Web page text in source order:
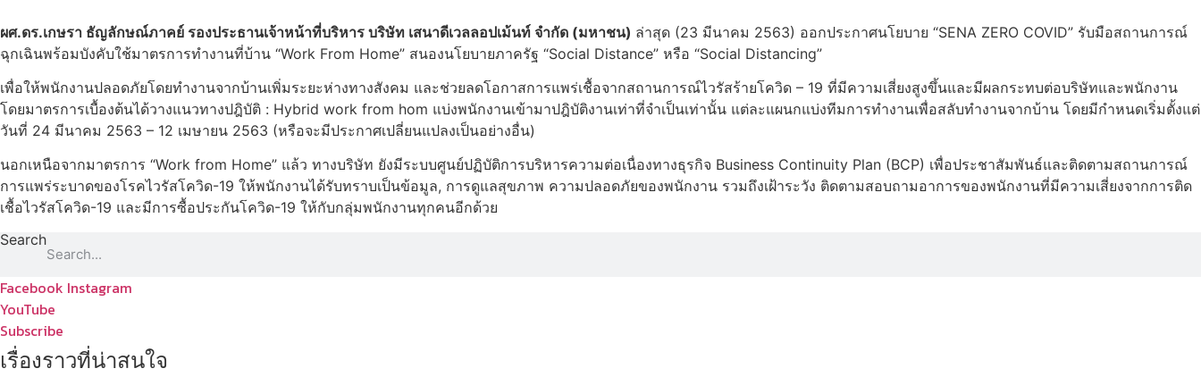
ผศ.ดร.เกษรา ธัญลักษณ์ภาคย์ รองประธานเจ้าหน้าที่บริหาร บริษัท เสนาดีเวลลอปเม้นท์ จำกัด (มหาชน) ล่าสุด (23 มีนาคม 2563) ออกประกาศนโยบาย “SENA ZERO COVID” รับมือสถานการณ์
ฉุกเฉินพร้อมบังคับใช้มาตรการทำงานที่บ้าน “Work From Home” สนองนโยบายภาครัฐ “Social Distance” หรือ “Social Distancing”
เพื่อให้พนักงานปลอดภัยโดยทำงานจากบ้านเพิ่มระยะห่างทางสังคม และช่วยลดโอกาสการแพร่เชื้อจากสถานการณ์ไวรัสร้ายโควิด – 19 ที่มีความเสี่ยงสูงขึ้นและมีผลกระทบต่อบริษัทและพนักงาน
โดยมาตรการเบื้องต้นได้วางแนวทางปฎิบัติ : Hybrid work from hom แบ่งพนักงานเข้ามาปฎิบัติงานเท่าที่จำเป็นเท่านั้น แต่ละแผนกแบ่งทีมการทำงานเพื่อสลับทำงานจากบ้าน โดยมีกำหนดเริ่มตั้งแต่
วันที่ 24 มีนาคม 2563 – 12 เมษายน 2563 (หรือจะมีประกาศเปลี่ยนแปลงเป็นอย่างอื่น)
นอกเหนือจากมาตรการ “Work from Home” แล้ว ทางบริษัท ยังมีระบบศูนย์ปฏิบัติการบริหารความต่อเนื่องทางธุรกิจ Business Continuity Plan (BCP) เพื่อประชาสัมพันธ์และติดตามสถานการณ์
การแพร่ระบาดของโรคไวรัสโควิด-19 ให้พนักงานได้รับทราบเป็นข้อมูล, การดูแลสุขภาพ ความปลอดภัยของพนักงาน รวมถึงเฝ้าระวัง ติดตามสอบถามอาการของพนักงานที่มีความเสี่ยงจากการติด
เชื้อไวรัสโควิด-19 และมีการซื้อประกันโควิด-19 ให้กับกลุ่มพนักงานทุกคนอีกด้วย
Search
Facebook Instagram
YouTube
Subscribe
เรื่องราวที่น่าสนใจ